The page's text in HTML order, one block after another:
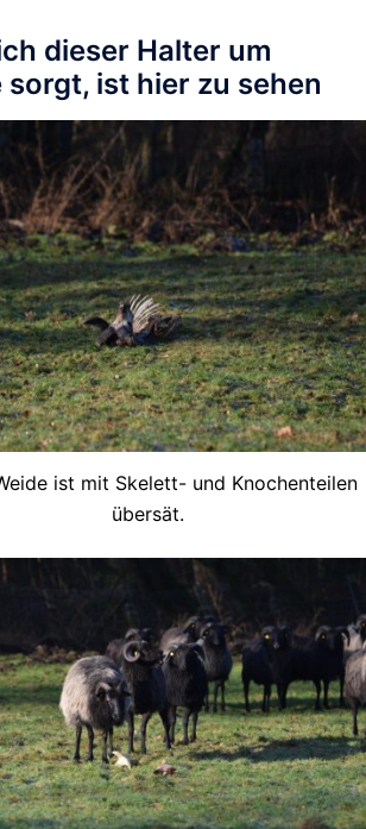
dieser Halter um
sorgt, ist hier zu sehen
ist mit Skelett- und Knochenteilen
übersät.